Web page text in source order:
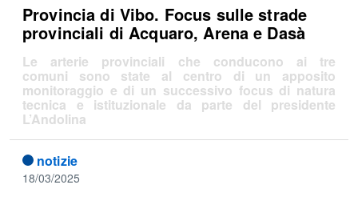
Provincia di Vibo. Focus sulle strade
provinciali di Acquaro, Arena e Dasà
Le arterie provinciali che conducono ai tre
comuni sono state al centro di un apposito
monitoraggio e di un successivo focus di natura
tecnica e istituzionale da parte del presidente
L’Andolina
notizie
18/03/2025